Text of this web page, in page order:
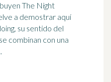
The Night
a demostrar aquí
combinan con una